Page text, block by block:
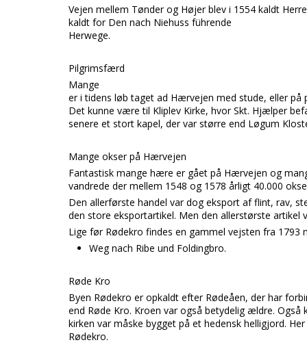
Vejen mellem Tønder og Højer blev i 1554 kaldt
kaldt for Den nach Niehuss führende
Herwege.
Pilgrimsfærd
Mange
er i tidens løb taget ad Hærvejen med stude, eller på
Det kunne være til Kliplev Kirke, hvor Skt. Hjælper
senere et stort kapel, der var større end Løgum
Mange okser på Hærvejen
Fantastisk mange hære er gået på Hærvejen og
vandrede der mellem 1548 og 1578 årligt 40.000
Den allerførste handel var dog eksport af flint, rav,
den store eksportartikel. Men den allerstørste artikel
Lige før Rødekro findes en gammel vejsten fra 1793
Weg nach Ribe und Foldingbro.
Røde Kro
Byen Rødekro er opkaldt efter Rødeåen, der har
end Røde Kro. Kroen var også betydelig ældre.
kirken var måske bygget på et hedensk helligjord.
Rødekro.